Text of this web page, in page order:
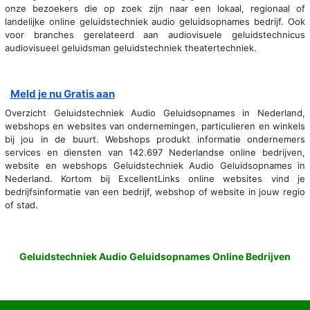
onze bezoekers die op zoek zijn naar een lokaal, regionaal of
landelijke online geluidstechniek audio geluidsopnames bedrijf. Ook
voor branches gerelateerd aan audiovisuele geluidstechnicus
audiovisueel geluidsman geluidstechniek theatertechniek.
Meld je nu Gratis aan
Overzicht Geluidstechniek Audio Geluidsopnames in Nederland,
webshops en websites van ondernemingen, particulieren en winkels
bij jou in de buurt. Webshops produkt informatie ondernemers
services en diensten van 142.697 Nederlandse online bedrijven,
website en webshops Geluidstechniek Audio Geluidsopnames in
Nederland. Kortom bij ExcellentLinks online websites vind je
bedrijfsinformatie van een bedrijf, webshop of website in jouw regio
of stad.
Geluidstechniek Audio Geluidsopnames Online Bedrijven